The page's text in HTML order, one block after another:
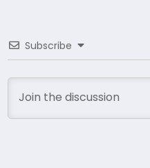
Subscribe